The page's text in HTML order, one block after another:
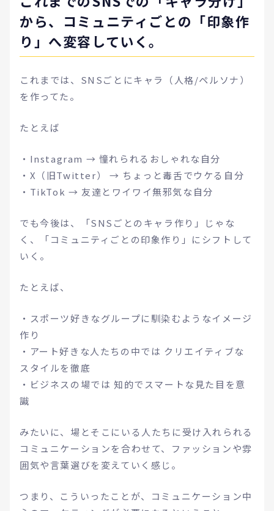
から、コミュニティごとの「印象作
り」へ変容していく。
これまでは、SNSごとにキャラ（人格/ペルソナ）
を作ってた。
たとえば
・Instagram → 憧れられるおしゃれな自分
・X（旧Twitter） → ちょっと毒舌でウケる自分
・TikTok → 友達とワイワイ無邪気な自分
でも今後は、「SNSごとのキャラ作り」じゃな
く、「コミュニティごとの印象作り」にシフトして
いく。
たとえば、
・スポーツ好きなグループに馴染むようなイメージ
作り
・アート好きな人たちの中では クリエイティブな
スタイルを徹底
・ビジネスの場では 知的でスマートな見た目を意
識
みたいに、場とそこにいる人たちに受け入れられる
コミュニケーションを合わせて、ファッションや雰
囲気や言葉選びを変えていく感じ。
つまり、こういったことが、コミュニケーション中